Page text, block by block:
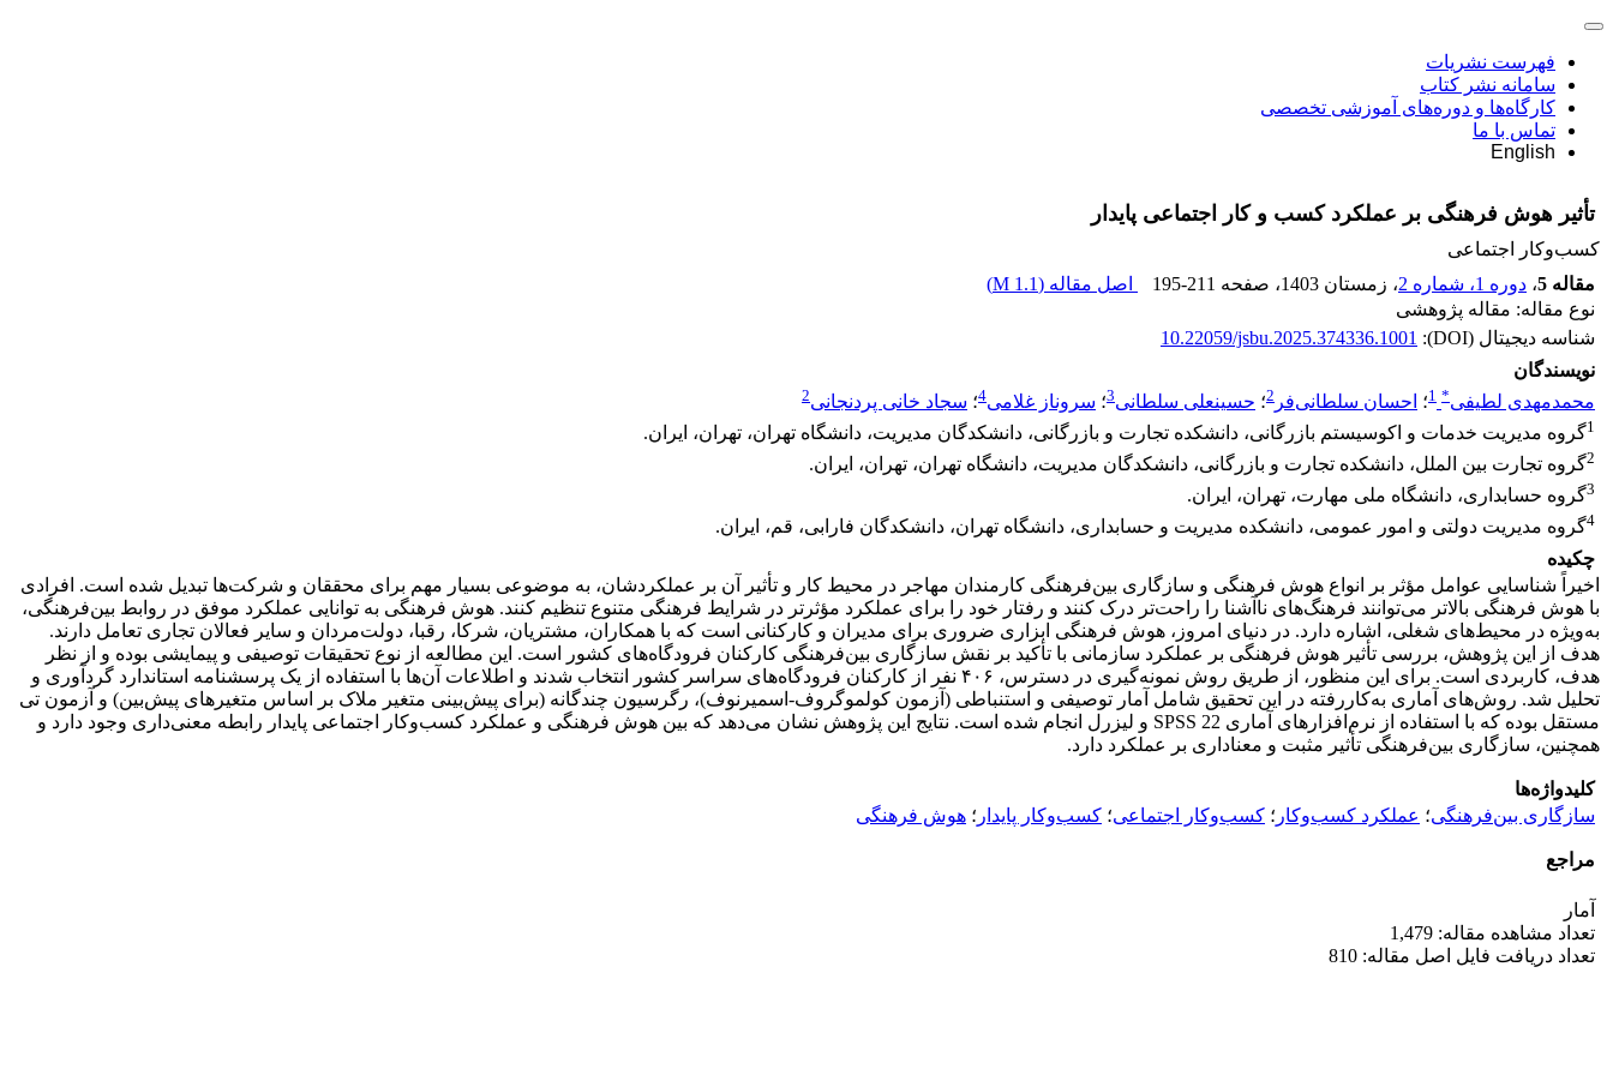
فهرست نشریات
سامانه نشر کتاب
کارگاه‌ها و دوره‌های آموزشی تخصصی
تماس با ما
English
تأثیر هوش ‌فرهنگی بر عملکرد کسب و کار اجتماعی پایدار
کسب‌وکار اجتماعی
مقاله 5
، دوره 1، شماره 2 ، زمستان 1403 ، صفحه 195-211 اصل مقاله (1.1 M
)
نوع مقاله: مقاله پژوهشی
شناسه دیجیتال (DOI):
10.22059/jsbu.2025.374336.1001
نویسندگان
محمدمهدی لطیفی*
1؛ احسان سلطانی‌فر 2؛ حسینعلی سلطانی3؛ سروناز غلامی4؛ سجاد خانی پردنجانی2
1گروه مدیریت خدمات و اکوسیستم بازرگانی، دانشکده تجارت و بازرگانی، دانشکدگان مدیریت، دانشگاه تهران، تهران، ایران.
2گروه تجارت بین الملل، دانشکده تجارت و بازرگانی، دانشکدگان مدیریت، دانشگاه تهران، تهران، ایران.
3گروه حسابداری، دانشگاه ملی مهارت، تهران، ایران.
4گروه مدیریت دولتی و امور عمومی، دانشکده مدیریت و حسابداری، دانشگاه تهران، دانشکدگان فارابی، قم، ایران.
چکیده
اخیراً شناسایی عوامل مؤثر بر انواع هوش فرهنگی و سازگاری بین‌فرهنگی کارمندان مهاجر در محیط کار و تأثیر آن بر عملکردشان، به موضوعی بسیار مهم برای محققان و شرکت‌ها تبدیل شده است. افرادی
با هوش فرهنگی بالاتر می‌توانند فرهنگ‌های ناآشنا را راحت‌تر درک کنند و رفتار خود را برای عملکرد مؤثرتر در شرایط فرهنگی متنوع تنظیم کنند. هوش فرهنگی به توانایی عملکرد موفق در روابط بین‌فرهنگی،
به‌ویژه در محیط‌های شغلی، اشاره دارد. در دنیای امروز، هوش فرهنگی ابزاری ضروری برای مدیران و کارکنانی است که با همکاران، مشتریان، شرکا، رقبا، دولت‌مردان و سایر فعالان تجاری تعامل دارند.
هدف از این پژوهش، بررسی تأثیر هوش فرهنگی بر عملکرد سازمانی با تأکید بر نقش سازگاری بین‌فرهنگی کارکنان فرودگاه‌های کشور است. این مطالعه از نوع تحقیقات توصیفی و پیمایشی بوده و از نظر
هدف، کاربردی است. برای این منظور، از طریق روش نمونه‌گیری در دسترس، ۴۰۶ نفر از کارکنان فرودگاه‌های سراسر کشور انتخاب شدند و اطلاعات آن‌ها با استفاده از یک پرسشنامه استاندارد گردآوری و
تحلیل شد. روش‌های آماری به‌کاررفته در این تحقیق شامل آمار توصیفی و استنباطی (آزمون کولموگروف-اسمیرنوف)، رگرسیون چندگانه (برای پیش‌بینی متغیر ملاک بر اساس متغیرهای پیش‌بین) و آزمون تی
مستقل بوده که با استفاده از نرم‌افزارهای آماری SPSS 22 و لیزرل انجام شده است. نتایج این پژوهش نشان می‌دهد که بین هوش فرهنگی و عملکرد کسب‌وکار اجتماعی پایدار رابطه معنی‌داری وجود دارد و
همچنین، سازگاری بین‌فرهنگی تأثیر مثبت و معناداری بر عملکرد دارد.
کلیدواژه‌ها
سازگاری بین‌فرهنگی؛ عملکرد کسب‌وکار ؛ کسب‌وکار اجتماعی؛ کسب‌وکار پایدار ؛ هوش فرهنگی
مراجع
آمار
تعداد مشاهده مقاله: 1,479
تعداد دریافت فایل اصل مقاله: 810